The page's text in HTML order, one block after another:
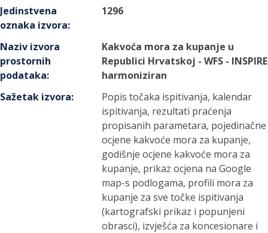
Jedinstvena
oznaka izvora:
1296
Naziv izvora
prostornih
podataka:
Kakvoća mora za kupanje u
Republici Hrvatskoj - WFS - INSPIRE
harmoniziran
Sažetak izvora:
Popis točaka ispitivanja, kalendar
ispitivanja, rezultati praćenja
propisanih parametara, pojedinačne
ocjene kakvoće mora za kupanje,
godišnje ocjene kakvoće mora za
kupanje, prikaz ocjena na Google
map-s podlogama, profili mora za
kupanje za sve točke ispitivanja
(kartografski prikaz i popunjeni
obrasci), izvješća za koncesionare i